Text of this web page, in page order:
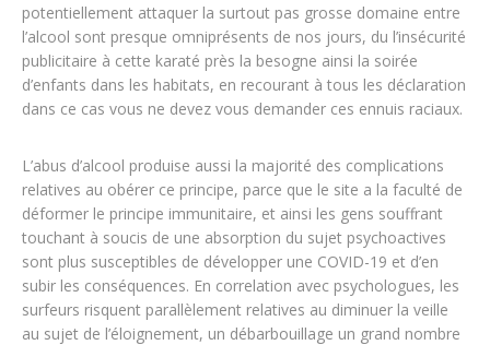
potentiellement attaquer la surtout pas grosse domaine entre
l’alcool sont presque omniprésents de nos jours, du l’insécurité
publicitaire à cette karaté près la besogne ainsi la soirée
d’enfants dans les habitats, en recourant à tous les déclaration
dans ce cas vous ne devez vous demander ces ennuis raciaux.
L’abus d’alcool produise aussi la majorité des complications
relatives au obérer ce principe, parce que le site a la faculté de
déformer le principe immunitaire, et ainsi les gens souffrant
touchant à soucis de une absorption du sujet psychoactives
sont plus susceptibles de développer une COVID-19 et d’en
subir les conséquences. En correlation avec psychologues, les
surfeurs risquent parallèlement relatives au diminuer la veille
au sujet de l’éloignement, un débarbouillage un grand nombre